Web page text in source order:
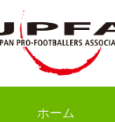
ホーム